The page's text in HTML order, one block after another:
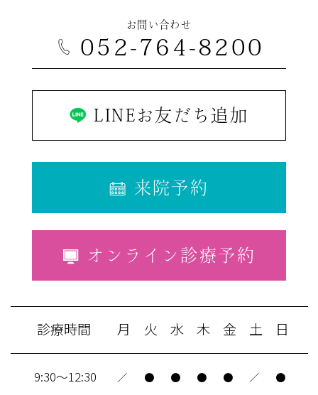
お問い合わせ
052-764-8200
LINEお友だち追加
来院予約
オンライン診療予約
診療時間 月 火 水 木 金 土 日
9:30～12:30 ／ ● ● ● ● ／ ●